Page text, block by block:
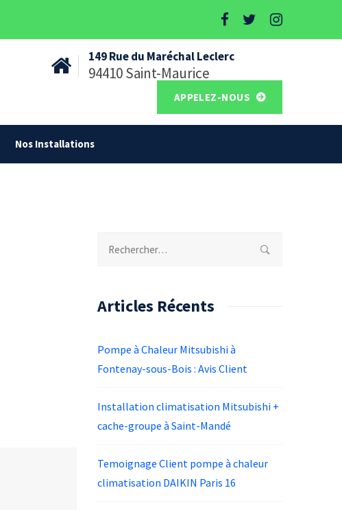
149 Rue du Maréchal Leclerc
94410 Saint-Maurice
APPELEZ-NOUS
Nos Installations
Rechercher :
Articles Récents
Pompe à Chaleur Mitsubishi à
Fontenay-sous-Bois : Avis Client
Installation climatisation Mitsubishi +
cache-groupe à Saint-Mandé
Temoignage Client pompe à chaleur
climatisation DAIKIN Paris 16